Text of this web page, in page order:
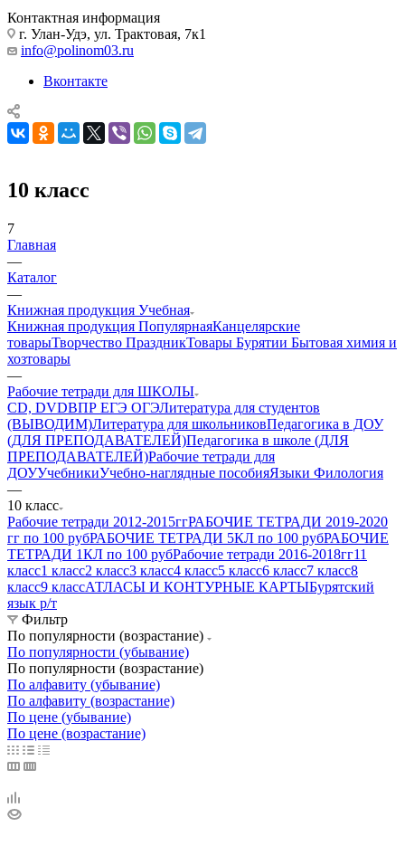
Контактная информация
г. Улан-Удэ, ул. Трактовая, 7к1
info@polinom03.ru
Вконтакте
10 класс
7
Главная
—
Каталог
—
Книжная продукция Учебная
Книжная продукция ПопулярнаяКанцелярские
товарыТворчество ПраздникТовары Бурятии Бытовая химия и
хозтовары
—
Рабочие тетради для ШКОЛЫ
CD, DVDВПР ЕГЭ ОГЭЛитература для студентов
(ВЫВОДИМ)Литература для школьниковПедагогика в ДОУ
(ДЛЯ ПРЕПОДАВАТЕЛЕЙ)Педагогика в школе (ДЛЯ
ПРЕПОДАВАТЕЛЕЙ)Рабочие тетради для
ДОУУчебникиУчебно-наглядные пособияЯзыки Филология
—
10 класс
Рабочие тетради 2012-2015ггРАБОЧИЕ ТЕТРАДИ 2019-2020
гг по 100 рубРАБОЧИЕ ТЕТРАДИ 5КЛ по 100 рубРАБОЧИЕ
ТЕТРАДИ 1КЛ по 100 рубРабочие тетради 2016-2018гг11
класс1 класс2 класс3 класс4 класс5 класс6 класс7 класс8
класс9 классАТЛАСЫ И КОНТУРНЫЕ КАРТЫБурятский
язык р/т
Фильтр
По популярности (возрастание)
По популярности (убывание)
По популярности (возрастание)
По алфавиту (убывание)
По алфавиту (возрастание)
По цене (убывание)
По цене (возрастание)